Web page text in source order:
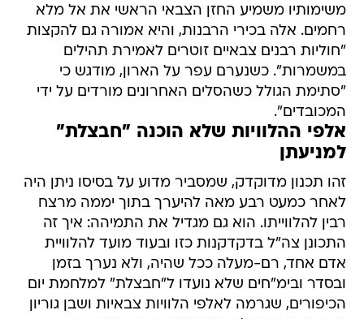
משימותיו משמיע החזן הצבאי הראשי את אל מלא
רחמים. אלה בכירי הרבנות, והיא אמורה גם להקצות
"חוליות רבנים צבאיים זוטרים לאמירת תהילים
במשמרות". כשנערם עפר על הארון, מודגש כי
"סתימת הגולל כשהסלים האחרונים מורדים על ידי
המכובדים".
אלפי ההלוויות שלא הוכנה "חבצלת"
למניעתן
זהו תכנון מדוקדק, שמסביר מדוע על בסיסו ניתן היה
לאחר כמעט רבע מאה להיערך בתוך יממה מרצח
רבין להלווייתו. הוא גם מגדיל את התמיהה: איך זה
התכונן צה"ל בדקדקנות כזו ובעוד מועד להלוויית
אדם אחד, רם-מעלה ככל שהיה, ולא נערך בזמן
ובסדר ובימ"חים שלא נועדו ל"חבצלת" למלחמת יום
הכיפורים, שגרמה לאלפי הלוויות צבאיות ושבן גוריון